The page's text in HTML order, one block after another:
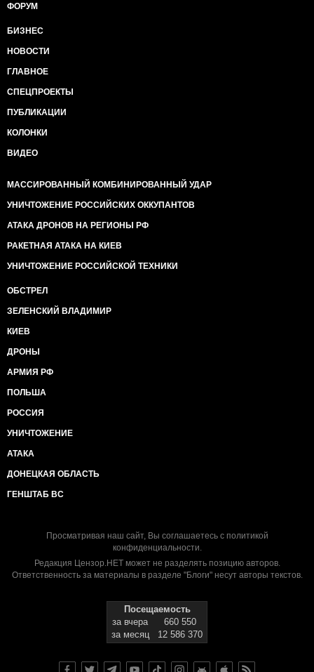
ФОРУМ
БИЗНЕС
НОВОСТИ
ГЛАВНОЕ
СПЕЦПРОЕКТЫ
ПУБЛИКАЦИИ
КОЛОНКИ
ВИДЕО
МАССИРОВАННЫЙ КОМБИНИРОВАННЫЙ УДАР
УНИЧТОЖЕНИЕ РОССИЙСКИХ ОККУПАНТОВ
АТАКА ДРОНОВ НА РЕГИОНЫ РФ
РАКЕТНАЯ АТАКА НА КИЕВ
УНИЧТОЖЕНИЕ РОССИЙСКОЙ ТЕХНИКИ
ОБСТРЕЛ
ЗЕЛЕНСКИЙ ВЛАДИМИР
КИЕВ
ДРОНЫ
АРМИЯ РФ
ПОЛЬША
РОССИЯ
УНИЧТОЖЕНИЕ
АТАКА
ДОНЕЦКАЯ ОБЛАСТЬ
ГЕНШТАБ ВС
Просматривая наш сайт, Вы соглашаетесь с политикой
конфиденциальности.
Редакция Цензор.НЕТ может не разделять позицию авторов.
Ответственность за материалы в разделе "Блоги" несут авторы текстов.
Посещаемость
за вчера
660 550
за месяц
12 586 370